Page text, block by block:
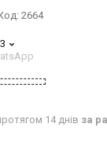
2664
14 днів за